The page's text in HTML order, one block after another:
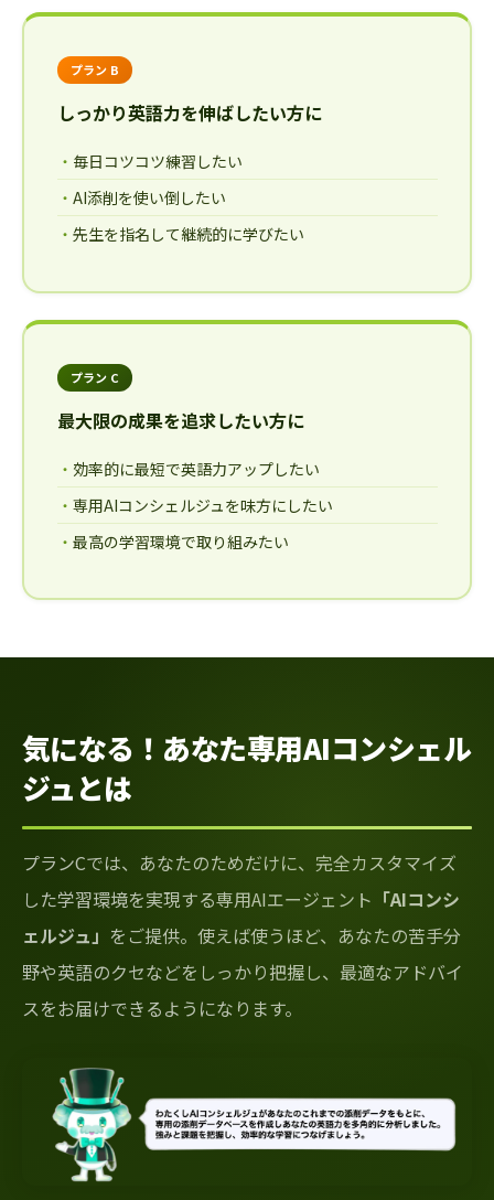
プラン B
しっかり英語力を伸ばしたい方に
毎日コツコツ練習したい
AI添削を使い倒したい
先生を指名して継続的に学びたい
プラン C
最大限の成果を追求したい方に
効率的に最短で英語力アップしたい
専用AIコンシェルジュを味方にしたい
最高の学習環境で取り組みたい
気になる！あなた専用AIコンシェル
ジュとは
プランCでは、あなたのためだけに、完全カスタマイズ
した学習環境を実現する専用AIエージェント 「AIコンシ
ェルジュ」 をご提供。使えば使うほど、あなたの苦手分
野や英語のクセなどをしっかり把握し、最適なアドバイ
スをお届けできるようになります。